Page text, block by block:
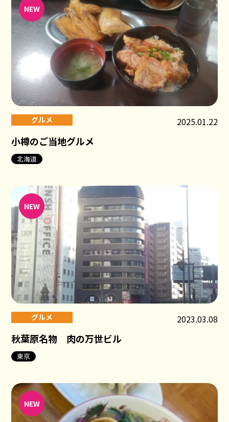
NEW
グルメ 2025.01.22
小樽のご当地グルメ
北海道
NEW
グルメ 2023.03.08
秋葉原名物 肉の万世ビル
東京
NEW